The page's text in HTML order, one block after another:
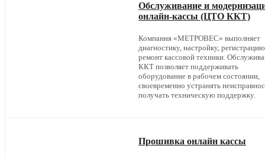
Обслуживание и
онлайн-кассы (ЦТО ККТ)
Компания «МЕТРОВЕС» выполняет
диагностику, настройку,
ремонт кассовой техники.
ККТ позволяет поддерживать
оборудование в рабочем состоянии,
своевременно устранять
получать техническую поддержку.
Прошивка онлайн кассы